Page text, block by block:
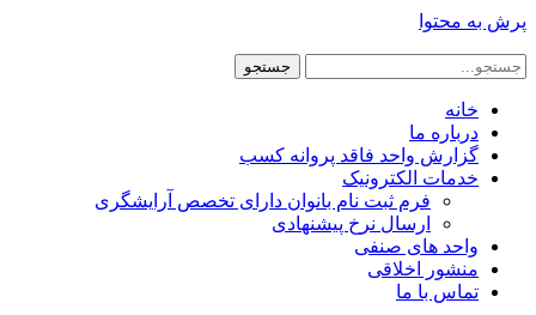
پرش به محتوا
جستجو
خانه
درباره ما
گزارش واحد فاقد پروانه کسب
خدمات الکترونیک
فرم ثبت نام بانوان دارای تخصص آرایشگری
ارسال نرخ پیشنهادی
واحد های صنفی
منشور اخلاقی
تماس با ما